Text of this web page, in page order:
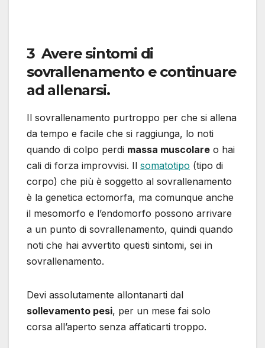
3 Avere sintomi di
sovrallenamento e continuare
ad allenarsi.
Il sovrallenamento purtroppo per che si allena
da tempo e facile che si raggiunga, lo noti
quando di colpo perdi massa muscolare o hai
cali di forza improvvisi. Il somatotipo (tipo di
corpo) che più è soggetto al sovrallenamento
è la genetica ectomorfa, ma comunque anche
il mesomorfo e l’endomorfo possono arrivare
a un punto di sovrallenamento, quindi quando
noti che hai avvertito questi sintomi, sei in
sovrallenamento.
Devi assolutamente allontanarti dal
sollevamento pesi, per un mese fai solo
corsa all’aperto senza affaticarti troppo.